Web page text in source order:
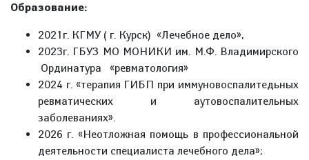
Образование:
2021г. КГМУ ( г. Курск) «Лечебное дело»,
2023г. ГБУЗ МО МОНИКИ им. М.Ф. Владимирского
Ординатура «ревматология»
2024 г. «терапия ГИБП при иммуновоспалитедьных
ревматических и аутовоспалительных
заболеваниях».
2026 г. «Неотложная помощь в профессиональной
деятельности специалиста лечебного дела»;